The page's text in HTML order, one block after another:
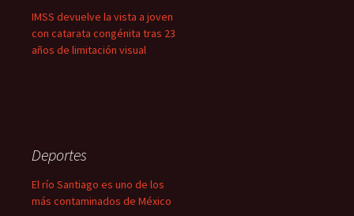
IMSS devuelve la vista a joven
con catarata congénita tras 23
años de limitación visual
Deportes
El río Santiago es uno de los
más contaminados de México